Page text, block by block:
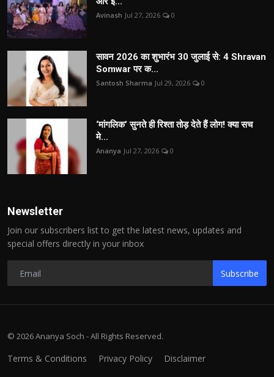
Avinash Jul 27, 2026 0
सावन 2026 का शुभारंभ 30 जुलाई से: 4 Shravan
Somwar पर क...
Santosh Sharma Jul 29, 2026 0
‘मांगलिक’ सुनते ही रिश्ता तोड़ देते हैं लोग! क्या सच
मे...
Ananya Jul 27, 2026 0
Newsletter
Join our subscribers list to get the latest news, updates and
special offers directly in your inbox
Subscribe
© 2026 Ananya Soch - All Rights Reserved.
Terms & Conditions Privacy Policy Disclaimer